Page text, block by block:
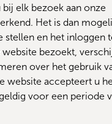
elk bezoek aan onze
Het is dan
stellen en het inloggen
bezoekt,
over het gebruik
website accepteert u
voor een periode